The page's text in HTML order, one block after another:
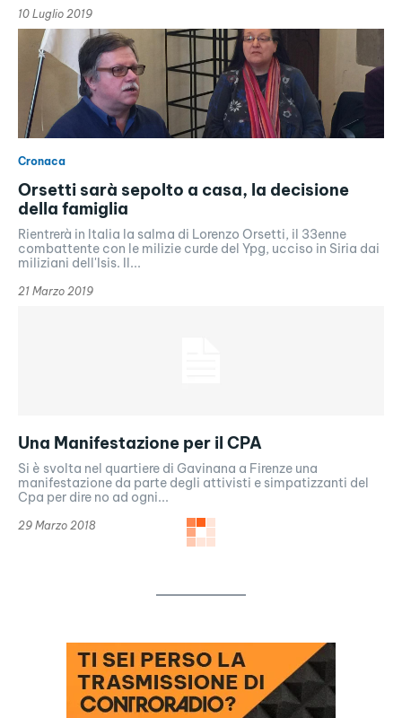
10 Luglio 2019
Cronaca
Orsetti sarà sepolto a casa, la decisione
della famiglia
Rientrerà in Italia la salma di Lorenzo Orsetti, il 33enne
combattente con le milizie curde del Ypg, ucciso in Siria dai
miliziani dell'Isis. Il...
21 Marzo 2019
Una Manifestazione per il CPA
Si è svolta nel quartiere di Gavinana a Firenze una
manifestazione da parte degli attivisti e simpatizzanti del
Cpa per dire no ad ogni...
29 Marzo 2018